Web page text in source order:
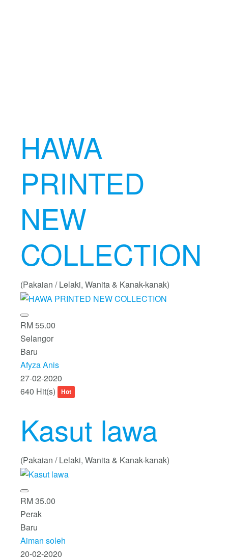
HAWA
PRINTED
NEW
COLLECTION
(Pakaian / Lelaki, Wanita & Kanak-kanak)
RM 55.00
Selangor
Baru
Afyza Anis
27-02-2020
640 Hit(s)
Hot
Kasut lawa
(Pakaian / Lelaki, Wanita & Kanak-kanak)
RM 35.00
Perak
Baru
Aiman soleh
20-02-2020